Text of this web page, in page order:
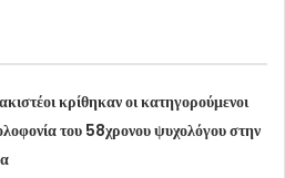
κρίθηκαν οι κατηγορούμενοι
του 58χρονου ψυχολόγου στην